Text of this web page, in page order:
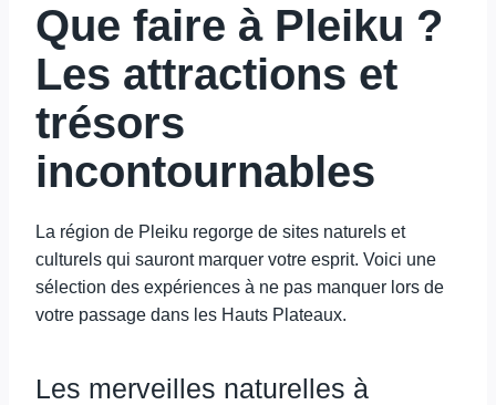
Que faire à Pleiku ?
Les attractions et
trésors
incontournables
La région de Pleiku regorge de sites naturels et
culturels qui sauront marquer votre esprit. Voici une
sélection des expériences à ne pas manquer lors de
votre passage dans les Hauts Plateaux.
Les merveilles naturelles à